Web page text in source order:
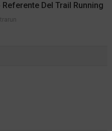
Referente Del Trail Running